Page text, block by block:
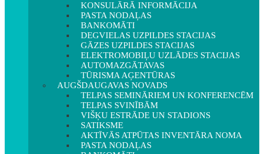
KONSULĀRĀ INFORMĀCIJA
PASTA NODAĻAS
BANKOMĀTI
DEGVIELAS UZPILDES STACIJAS
GĀZES UZPILDES STACIJAS
ELEKTROMOBIĻU UZLĀDES STACIJAS
AUTOMAZGĀTAVAS
TŪRISMA AĢENTŪRAS
AUGŠDAUGAVAS NOVADS
TELPAS SEMINĀRIEM UN KONFERENCĒM
TELPAS SVINĪBĀM
VIŠĶU ESTRĀDE UN STADIONS
SATIKSME
AKTĪVĀS ATPŪTAS INVENTĀRA NOMA
PASTA NODAĻAS